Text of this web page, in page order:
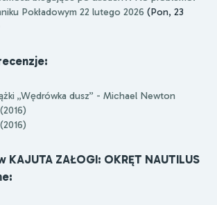
Pokładowym 22 lutego 2026 (Pon, 23
„Wędrówka dusz” - Michael Newton
KAJUTA ZAŁOGI: OKRĘT NAUTILUS